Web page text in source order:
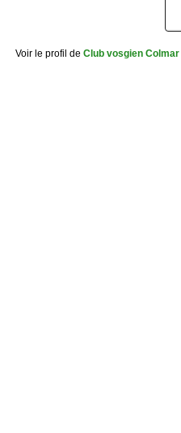
Voir le profil de Club vosgien Colmar